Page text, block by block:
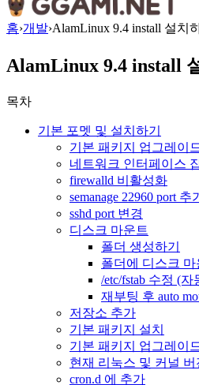
홈›개발›AlamLinux 9.4 install 설치
AlamLinux 9.4 install
목차
기본 포멧 및 설치하기
기본 패키지 업그레이
네트워크 인터페이스
firewalld 비활성화
semanage 22960 port 추
sshd port 변경
디스크 마운트
폴더 생성하기
폴더에 디스크 마
/etc/fstab 수정 (
재부팅 후 auto
저장소 추가
기본 패키지 설치
기본 패키지 업그레이
현재 리눅스 및 커널 버
cron.d 에 추가